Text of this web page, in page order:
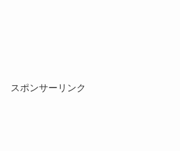
スポンサーリンク